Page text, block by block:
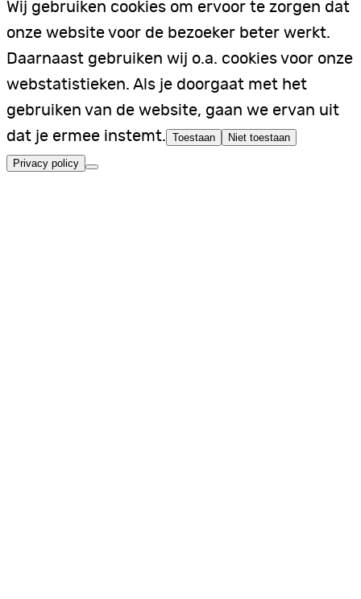
Wij gebruiken cookies om ervoor te zorgen dat
onze website voor de bezoeker beter werkt.
Daarnaast gebruiken wij o.a. cookies voor onze
webstatistieken. Als je doorgaat met het
gebruiken van de website, gaan we ervan uit
dat je ermee instemt. Toestaan Niet toestaan
Privacy policy